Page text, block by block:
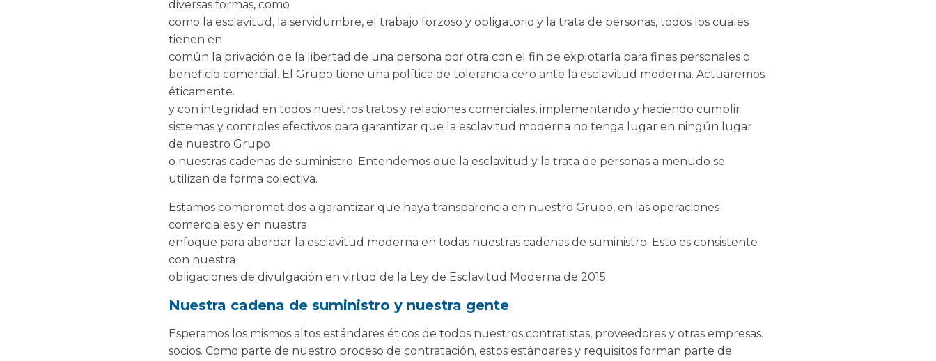
diversas formas, como
como la esclavitud, la servidumbre, el trabajo forzoso y obligatorio y la trata de personas, todos los cuales
tienen en
común la privación de la libertad de una persona por otra con el fin de explotarla para fines personales o
beneficio comercial. El Grupo tiene una política de tolerancia cero ante la esclavitud moderna. Actuaremos
éticamente.
y con integridad en todos nuestros tratos y relaciones comerciales, implementando y haciendo cumplir
sistemas y controles efectivos para garantizar que la esclavitud moderna no tenga lugar en ningún lugar
de nuestro Grupo
o nuestras cadenas de suministro. Entendemos que la esclavitud y la trata de personas a menudo se
utilizan de forma colectiva.
Estamos comprometidos a garantizar que haya transparencia en nuestro Grupo, en las operaciones
comerciales y en nuestra
enfoque para abordar la esclavitud moderna en todas nuestras cadenas de suministro. Esto es consistente
con nuestra
obligaciones de divulgación en virtud de la Ley de Esclavitud Moderna de 2015.
Nuestra cadena de suministro y nuestra gente
Esperamos los mismos altos estándares éticos de todos nuestros contratistas, proveedores y otras empresas.
socios. Como parte de nuestro proceso de contratación, estos estándares y requisitos forman parte de